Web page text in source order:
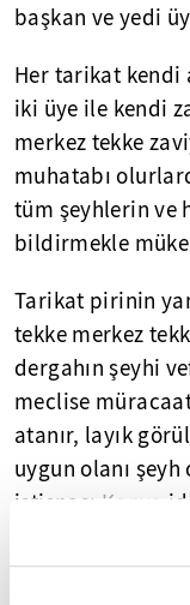
başkan ve yedi
Her tarikat kendi
iki üye ile kendi
merkez tekke
muhatabı
tüm şeyhlerin ve
bildirmekle
Tarikat pirinin
tekke merkez
dergahın şeyhi
meclise
atanır, layık
uygun olanı
istisnası Konya
olan Çelebiliğe
padişah